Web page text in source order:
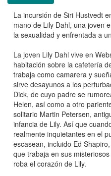
La incursión de Siri Hustvedt
mano de Lily Dahl, una joven
la sexualidad y enfrentada a
La joven Lily Dahl vive en
habitación sobre la cafetería
trabaja como camarera y
sirve desayunos a los
Dick, de cuyo padre se
Helen, así como a otro
solitario Martin Petersen,
infancia de Lily. Así que
realmente inquietantes en el
escasean, incluido Ed
que trabaja en sus
roba el corazón de Lily.